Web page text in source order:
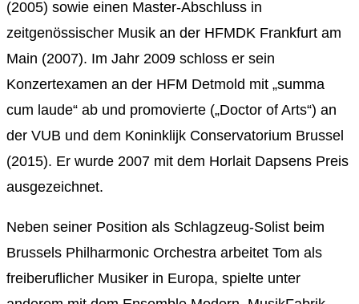
(2005) sowie einen Master-Abschluss in
zeitgenössischer Musik an der HFMDK Frankfurt am
Main (2007). Im Jahr 2009 schloss er sein
Konzertexamen an der HFM Detmold mit „summa
cum laude“ ab und promovierte („Doctor of Arts“) an
der VUB und dem Koninklijk Conservatorium Brussel
(2015). Er wurde 2007 mit dem Horlait Dapsens Preis
ausgezeichnet.
Neben seiner Position als Schlagzeug-Solist beim
Brussels Philharmonic Orchestra arbeitet Tom als
freiberuflicher Musiker in Europa, spielte unter